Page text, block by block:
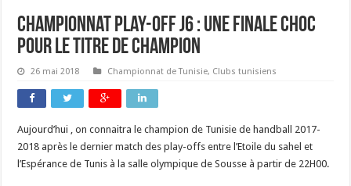
Championnat play-off J6 : une finale choc
pour le titre de champion
26 mai 2018 Championnat de Tunisie, Clubs tunisiens
Aujourd’hui , on connaitra le champion de Tunisie de handball 2017-
2018 après le dernier match des play-offs entre l’Etoile du sahel et
l’Espérance de Tunis à la salle olympique de Sousse à partir de 22H00.